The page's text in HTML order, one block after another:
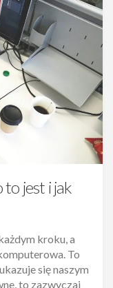
jest i jak
kroku, a
To
się naszym
to zazwyczaj